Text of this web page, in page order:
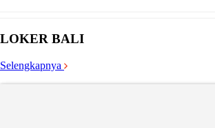
LOKER BALI
Selengkapnya